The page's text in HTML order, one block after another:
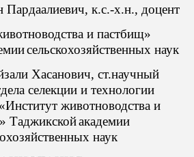
планирования, моделирования и
перспектив
экспортного потенциала, логистики и
и круглые столы
аспирантуры и докторантуры (PhD)
и оценки
к.с.-х.н., доцент
и пастбищ»
сельскохозяйственных наук
Хасанович, ст.научный
селекции и технологии
животноводства и
Таджикскойакадемии
наук